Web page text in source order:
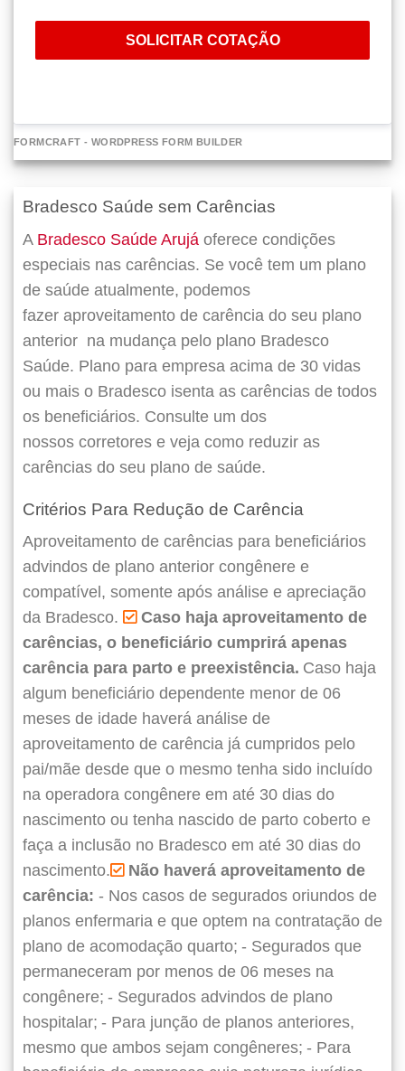
SOLICITAR COTAÇÃO
FORMCRAFT - WORDPRESS FORM BUILDER
Bradesco Saúde sem Carências
A Bradesco Saúde Arujá oferece condições
especiais nas carências. Se você tem um plano
de saúde atualmente, podemos
fazer aproveitamento de carência do seu plano
anterior na mudança pelo plano Bradesco
Saúde. Plano para empresa acima de 30 vidas
ou mais o Bradesco isenta as carências de todos
os beneficiários. Consulte um dos
nossos corretores e veja como reduzir as
carências do seu plano de saúde.
Critérios Para Redução de Carência
Aproveitamento de carências para beneficiários
advindos de plano anterior congênere e
compatível, somente após análise e apreciação
da Bradesco.
Caso haja aproveitamento de
carências, o beneficiário cumprirá apenas
carência para parto e preexistência. Caso haja
algum beneficiário dependente menor de 06
meses de idade haverá análise de
aproveitamento de carência já cumpridos pelo
pai/mãe desde que o mesmo tenha sido incluído
na operadora congênere em até 30 dias do
nascimento ou tenha nascido de parto coberto e
faça a inclusão no Bradesco em até 30 dias do
nascimento.
Não haverá aproveitamento de
carência: - Nos casos de segurados oriundos de
planos enfermaria e que optem na contratação de
plano de acomodação quarto; - Segurados que
permaneceram por menos de 06 meses na
congênere; - Segurados advindos de plano
hospitalar; - Para junção de planos anteriores,
mesmo que ambos sejam congêneres; - Para